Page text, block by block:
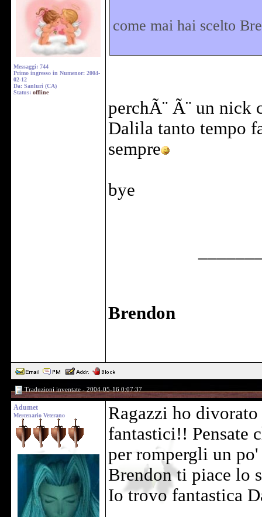
Messaggi: 744
Primo ingresso in Numenor: 2004-
02-12
Da: Sanluri (CA)
Status: offline
come mai hai scelto
perchÃ¨ Ã¨ un
Dalila tanto tempo
sempre
bye
Brendon
Traduzioni inventate - 2004-05-16 0:07:37
Adumet
Mercenario Veterano
Ragazzi ho
fantastici!! Pensate
per rompergli un
Brendon ti piace lo
Io trovo fantastica